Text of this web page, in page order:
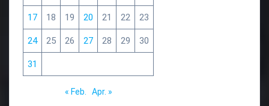
17 18 19 20 21 22 23
24 25 26 27 28 29 30
31
« Feb. Apr. »